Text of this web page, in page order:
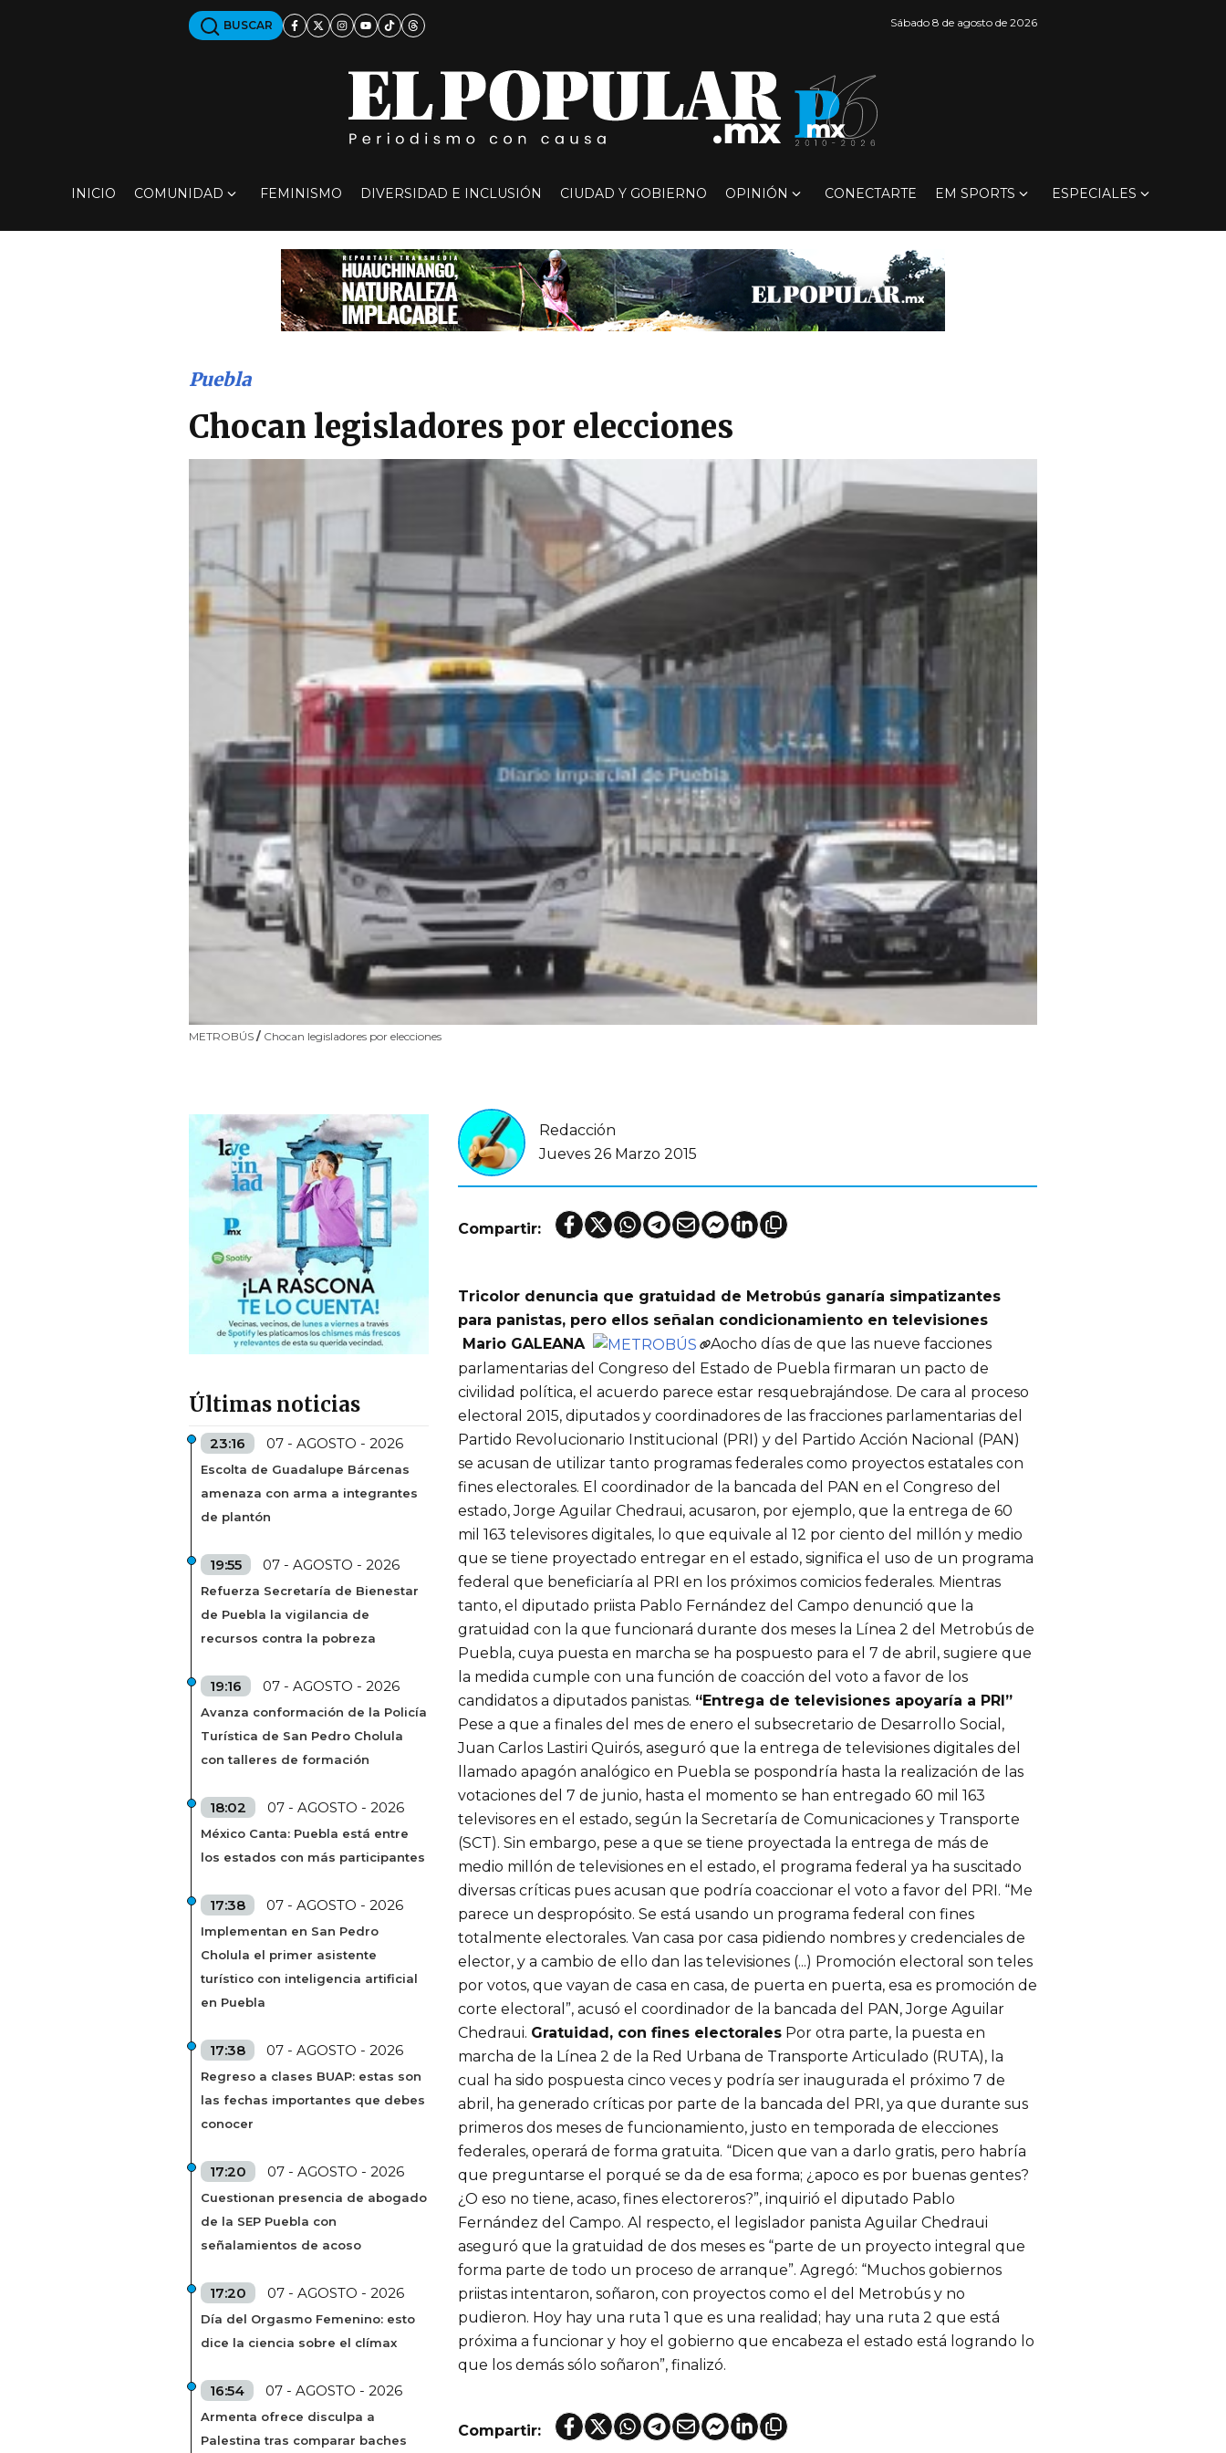
BUSCAR Sábado 8 de agosto de 2026
INICIO COMUNIDAD FEMINISMO DIVERSIDAD E INCLUSIÓN CIUDAD Y GOBIERNO OPINIÓN CONECTARTE EM SPORTS ESPECIALES
METROBÚS / Chocan legisladores por elecciones
Puebla
Chocan legisladores por elecciones
Últimas noticias
23:16 07 - AGOSTO - 2026
Escolta de Guadalupe Bárcenas
amenaza con arma a integrantes
de plantón
19:55 07 - AGOSTO - 2026
Refuerza Secretaría de Bienestar
de Puebla la vigilancia de
recursos contra la pobreza
19:16 07 - AGOSTO - 2026
Avanza conformación de la Policía
Turística de San Pedro Cholula
con talleres de formación
18:02 07 - AGOSTO - 2026
México Canta: Puebla está entre
los estados con más participantes
17:38 07 - AGOSTO - 2026
Implementan en San Pedro
Cholula el primer asistente
turístico con inteligencia artificial
en Puebla
17:38 07 - AGOSTO - 2026
Regreso a clases BUAP: estas son
las fechas importantes que debes
conocer
17:20 07 - AGOSTO - 2026
Cuestionan presencia de abogado
de la SEP Puebla con
señalamientos de acoso
17:20 07 - AGOSTO - 2026
Día del Orgasmo Femenino: esto
dice la ciencia sobre el clímax
16:54 07 - AGOSTO - 2026
Armenta ofrece disculpa a
Palestina tras comparar baches
Redacción
Jueves 26 Marzo 2015
Compartir:
Tricolor denuncia que gratuidad de Metrobús ganaría simpatizantes
para panistas, pero ellos señalan condicionamiento en televisiones
Mario GALEANA
Aocho días de que las nueve facciones
parlamentarias del Congreso del Estado de Puebla firmaran un pacto de
civilidad política, el acuerdo parece estar resquebrajándose. De cara al proceso
electoral 2015, diputados y coordinadores de las fracciones parlamentarias del
Partido Revolucionario Institucional (PRI) y del Partido Acción Nacional (PAN)
se acusan de utilizar tanto programas federales como proyectos estatales con
fines electorales. El coordinador de la bancada del PAN en el Congreso del
estado, Jorge Aguilar Chedraui, acusaron, por ejemplo, que la entrega de 60
mil 163 televisores digitales, lo que equivale al 12 por ciento del millón y medio
que se tiene proyectado entregar en el estado, significa el uso de un programa
federal que beneficiaría al PRI en los próximos comicios federales. Mientras
tanto, el diputado priista Pablo Fernández del Campo denunció que la
gratuidad con la que funcionará durante dos meses la Línea 2 del Metrobús de
Puebla, cuya puesta en marcha se ha pospuesto para el 7 de abril, sugiere que
la medida cumple con una función de coacción del voto a favor de los
candidatos a diputados panistas. “Entrega de televisiones apoyaría a PRI”
Pese a que a finales del mes de enero el subsecretario de Desarrollo Social,
Juan Carlos Lastiri Quirós, aseguró que la entrega de televisiones digitales del
llamado apagón analógico en Puebla se pospondría hasta la realización de las
votaciones del 7 de junio, hasta el momento se han entregado 60 mil 163
televisores en el estado, según la Secretaría de Comunicaciones y Transporte
(SCT). Sin embargo, pese a que se tiene proyectada la entrega de más de
medio millón de televisiones en el estado, el programa federal ya ha suscitado
diversas críticas pues acusan que podría coaccionar el voto a favor del PRI. “Me
parece un despropósito. Se está usando un programa federal con fines
totalmente electorales. Van casa por casa pidiendo nombres y credenciales de
elector, y a cambio de ello dan las televisiones (...) Promoción electoral son teles
por votos, que vayan de casa en casa, de puerta en puerta, esa es promoción de
corte electoral”, acusó el coordinador de la bancada del PAN, Jorge Aguilar
Chedraui. Gratuidad, con fines electorales Por otra parte, la puesta en
marcha de la Línea 2 de la Red Urbana de Transporte Articulado (RUTA), la
cual ha sido pospuesta cinco veces y podría ser inaugurada el próximo 7 de
abril, ha generado críticas por parte de la bancada del PRI, ya que durante sus
primeros dos meses de funcionamiento, justo en temporada de elecciones
federales, operará de forma gratuita. “Dicen que van a darlo gratis, pero habría
que preguntarse el porqué se da de esa forma; ¿apoco es por buenas gentes?
¿O eso no tiene, acaso, fines electoreros?”, inquirió el diputado Pablo
Fernández del Campo. Al respecto, el legislador panista Aguilar Chedraui
aseguró que la gratuidad de dos meses es “parte de un proyecto integral que
forma parte de todo un proceso de arranque”. Agregó: “Muchos gobiernos
priistas intentaron, soñaron, con proyectos como el del Metrobús y no
pudieron. Hoy hay una ruta 1 que es una realidad; hay una ruta 2 que está
próxima a funcionar y hoy el gobierno que encabeza el estado está logrando lo
que los demás sólo soñaron”, finalizó.
Compartir: